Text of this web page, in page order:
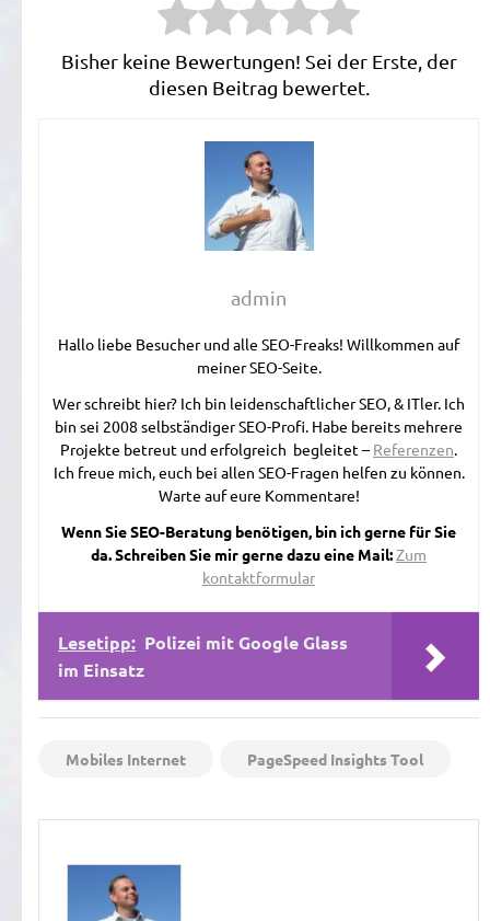
Bisher keine Bewertungen! Sei der Erste, der
diesen Beitrag bewertet.
admin
Hallo liebe Besucher und alle SEO-Freaks! Willkommen auf
meiner SEO-Seite.
Wer schreibt hier? Ich bin leidenschaftlicher SEO, & ITler. Ich
bin sei 2008 selbständiger SEO-Profi. Habe bereits mehrere
Projekte betreut und erfolgreich begleitet – Referenzen.
Ich freue mich, euch bei allen SEO-Fragen helfen zu können.
Warte auf eure Kommentare!
Wenn Sie SEO-Beratung benötigen, bin ich gerne für Sie
da. Schreiben Sie mir gerne dazu eine Mail:Zum
kontaktformular
Lesetipp: Polizei mit Google Glass
im Einsatz
Mobiles Internet PageSpeed Insights Tool